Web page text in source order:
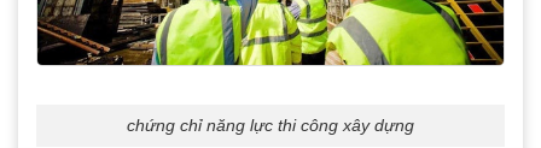
chứng chỉ năng lực thi công xây dựng